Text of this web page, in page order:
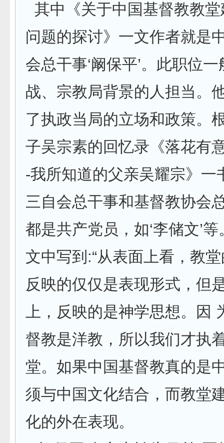
其中《关于中国基督教教
问题的探讨》一文作者就是
会总干事‘阚保平’。此职位
战、宗教局背景的人担当。
了执政当局的立场和政策。
子吴宗素的回忆录《落花有
-我所知道的父亲吴耀宗》一
三自会总干事和基督教协会
都是共产党员，如‘李储文’等
文中写到:“从表面上看，教
反映的仅仅是表现形式，但
上，反映的是神学思想。因
督教是洋教，所以我们才执
堂。如果中国基督教真的是
须与中国文化结合，而教堂
化的外在表现。